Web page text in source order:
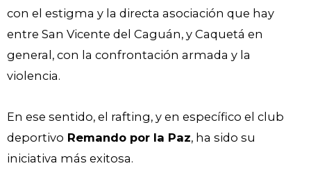
con el estigma y la directa asociación que hay
entre San Vicente del Caguán, y Caquetá en
general, con la confrontación armada y la
violencia.
En ese sentido, el rafting, y en específico el club
deportivo Remando por la Paz, ha sido su
iniciativa más exitosa.